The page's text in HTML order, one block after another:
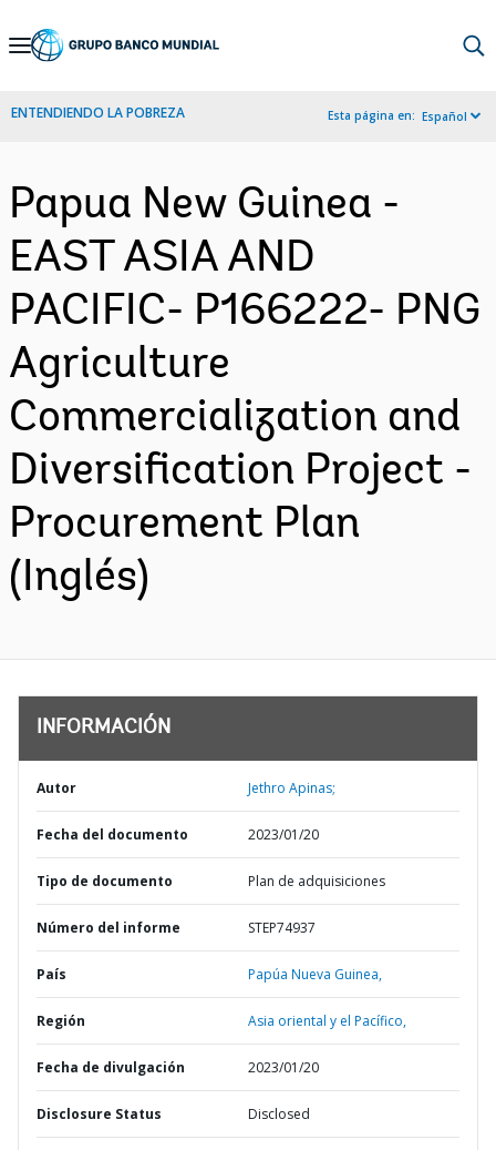
Skip
Navigation
ENTENDIENDO LA POBREZA Esta página en: Español
Papua New Guinea -
EAST ASIA AND
PACIFIC- P166222- PNG
Agriculture
Commercialization and
Diversification Project -
Procurement Plan
(Inglés)
INFORMACIÓN
Autor Jethro Apinas;
Fecha del documento 2023/01/20
Tipo de documento Plan de adquisiciones
Número del informe STEP74937
País Papúa Nueva Guinea,
Región Asia oriental y el Pacífico,
Fecha de divulgación 2023/01/20
Disclosure Status Disclosed